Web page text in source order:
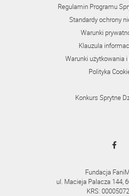
Regulamin Programu
Standardy ochrony
Warunki
Klauzula
Warunki użytkowania i
Polityka
Konkurs Sprytne
Fundacja
ul. Macieja Palacza 144,
KRS: